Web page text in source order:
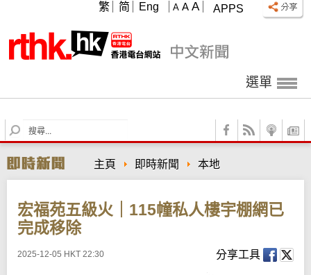
APPS
A A A
繁 简 Eng
選單
S
e
r
c
主頁 即時新聞 本地
宏福苑五級火｜115幢私人樓宇棚網已
完成移除
2025-12-05 HKT 22:30 分享工具